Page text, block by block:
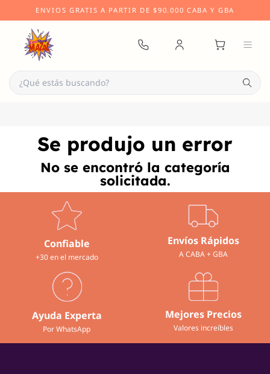
ENVIOS GRATIS A PARTIR DE $90.000 CABA Y GBA
Se produjo un error
No se encontró la categoría
solicitada.
Confiable
+30 en el mercado
Envíos Rápidos
A CABA + GBA
Ayuda Experta
Por WhatsApp
Mejores Precios
Valores increíbles